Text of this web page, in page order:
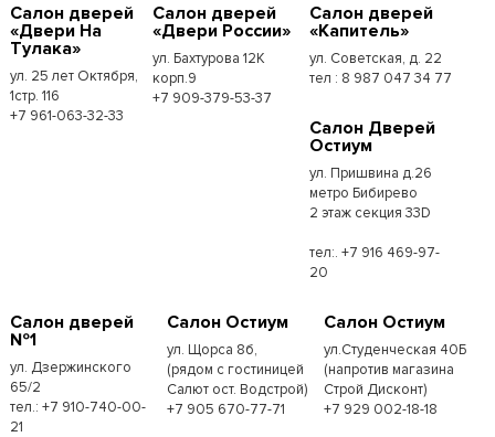
Салон дверей
«Двери На
Тулака»
ул. 25 лет Октября,
1стр. 116
+7 961-063-32-33
Салон дверей
«Двери России»
ул. Бахтурова 12К
корп.9
+7 909-379-53-37
Салон дверей
«Капитель»
ул. Советская, д. 22
тел : 8 987 047 34 77
Салон Дверей
Остиум
ул. Пришвина д.26
метро Бибирево
2 этаж секция 33D
тел:. +7 916 469-97-
20
Салон дверей
№1
ул. Дзержинского
65/2
тел.: +7 910-740-00-
21
Салон Остиум
ул. Щорса 8б,
(рядом с гостиницей
Салют ост. Водстрой)
+7 905 670-77-71
Салон Остиум
ул.Студенческая 40Б
(напротив магазина
Строй Дисконт)
+7 929 002-18-18